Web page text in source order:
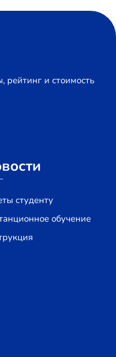
рейтинг и стоимость
студенту
обучение